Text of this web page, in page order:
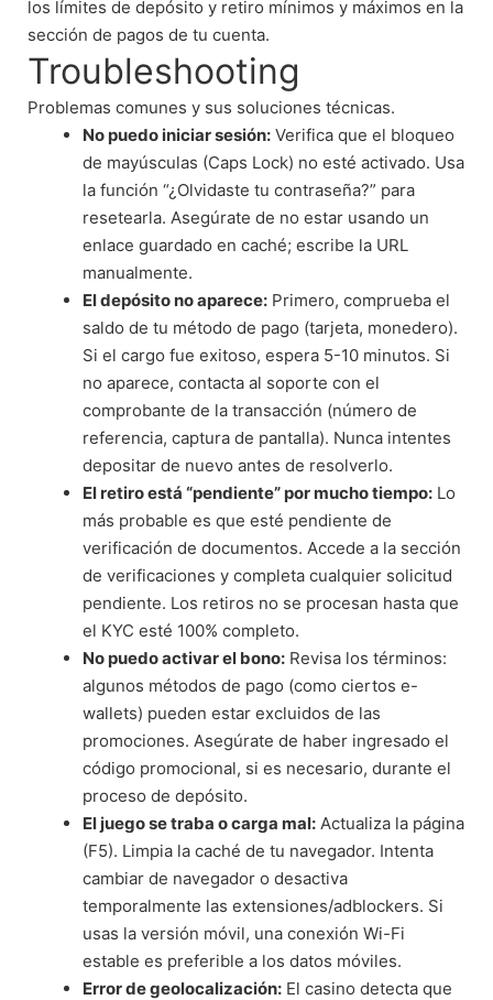
los límites de depósito y retiro mínimos y máximos en la
sección de pagos de tu cuenta.
Troubleshooting
Problemas comunes y sus soluciones técnicas.
No puedo iniciar sesión: Verifica que el bloqueo
de mayúsculas (Caps Lock) no esté activado. Usa
la función “¿Olvidaste tu contraseña?” para
resetearla. Asegúrate de no estar usando un
enlace guardado en caché; escribe la URL
manualmente.
El depósito no aparece: Primero, comprueba el
saldo de tu método de pago (tarjeta, monedero).
Si el cargo fue exitoso, espera 5-10 minutos. Si
no aparece, contacta al soporte con el
comprobante de la transacción (número de
referencia, captura de pantalla). Nunca intentes
depositar de nuevo antes de resolverlo.
El retiro está “pendiente” por mucho tiempo: Lo
más probable es que esté pendiente de
verificación de documentos. Accede a la sección
de verificaciones y completa cualquier solicitud
pendiente. Los retiros no se procesan hasta que
el KYC esté 100% completo.
No puedo activar el bono: Revisa los términos:
algunos métodos de pago (como ciertos e-
wallets) pueden estar excluidos de las
promociones. Asegúrate de haber ingresado el
código promocional, si es necesario, durante el
proceso de depósito.
El juego se traba o carga mal: Actualiza la página
(F5). Limpia la caché de tu navegador. Intenta
cambiar de navegador o desactiva
temporalmente las extensiones/adblockers. Si
usas la versión móvil, una conexión Wi-Fi
estable es preferible a los datos móviles.
Error de geolocalización: El casino detecta que